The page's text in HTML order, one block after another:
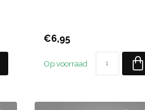
€6,95
Op voorraad